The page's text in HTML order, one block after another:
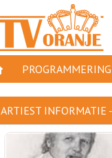
PROGRAMMERING
PROGRAMMA'S
GESPEELD OP TV
ORANJE KROON
ARTIEST INFORMATIE